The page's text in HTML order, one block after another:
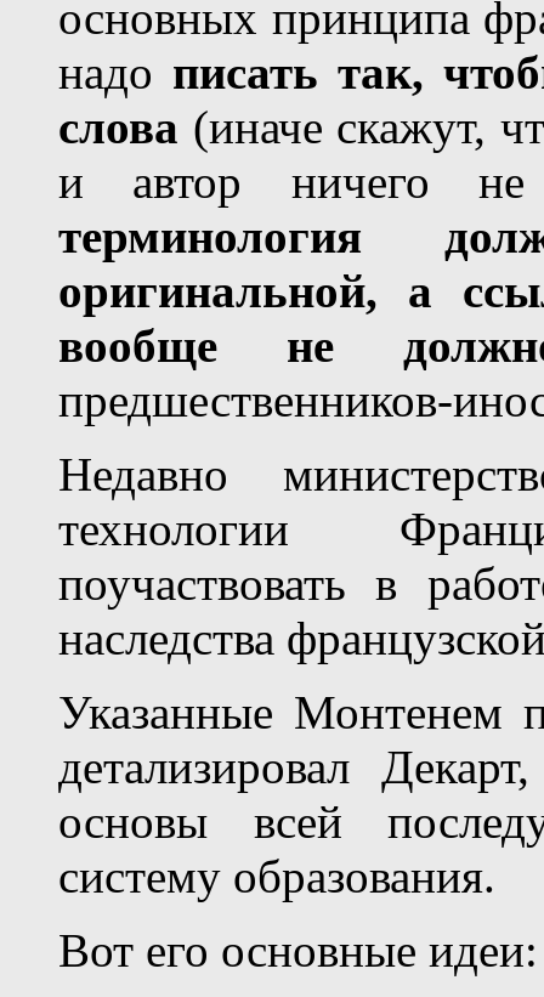
основных принципа
надо писать так,
слова (иначе скажут,
и автор ничего
терминология
оригинальной, а
вообще не
предшественников-
Недавно
технологии
поучаствовать в
наследства
Указанные Монтенем
детализировал
основы всей
систему образования.
Вот его основные идеи: